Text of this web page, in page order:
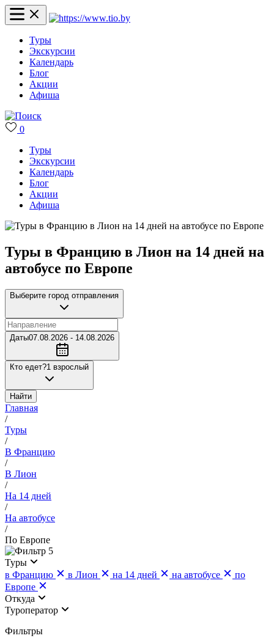
Туры
Экскурсии
Календарь
Блог
Акции
Афиша
0
Туры
Экскурсии
Календарь
Блог
Акции
Афиша
Туры в Францию в Лион на 14 дней на
автобусе по Европе
Выберите город отправления
Даты07.08.2026 - 14.08.2026
Кто едет?1 взрослый
Найти
Главная
/
Туры
/
В Францию
/
В Лион
/
На 14 дней
/
На автобусе
/
По Европе
5
Туры
в Францию
в Лион на 14 дней на автобусе
по
Европе
Откуда
Туроператор
Фильтры